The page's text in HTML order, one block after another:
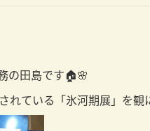
の田島です🏠🌸
れている「氷河期展」を観